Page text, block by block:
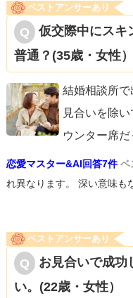
また『仮』交際である
方がいる可能性もありま
ついつい忘れがちにな
ステータスの女性はい
迷ってるうちに他の女性
迷っているなら試しに
す。
ベストアンサーあり
仮交際中にスキ
普通？(35歳・女性）
結婚相談所
見合いを除
ウンター席だ
恋愛マスター&AI回答7件 ベ
れ異なります。 深い意味も
ベストアンサーあり
お見合いで成功
い。(22歳・女性）